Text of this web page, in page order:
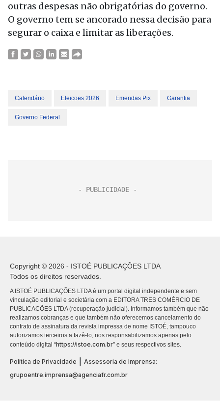
outras despesas não obrigatórias do governo.
O governo tem se ancorado nessa decisão para
segurar o caixa e limitar as liberações.
Calendário Eleicoes 2026 Emendas Pix Garantia
Governo Federal
Copyright © 2026 - ISTOÉ PUBLICAÇÕES LTDA
Todos os direitos reservados.
A ISTOÉ PUBLICAÇÕES LTDA é um portal digital independente e sem
vinculação editorial e societária com a EDITORA TRES COMÉRCIO DE
PUBLICACÕES LTDA (recuperação judicial). Informamos também que não
realizamos cobranças e que também não oferecemos cancelamento do
contrato de assinatura da revista impressa de nome ISTOÉ, tampouco
autorizamos terceiros a fazê-lo, nos responsabilizamos apenas pelo
conteúdo digital “https://istoe.com.br” e seus respectivos sites.
Política de Privacidade
Assessoria de Imprensa:
grupoentre.imprensa@agenciafr.com.br